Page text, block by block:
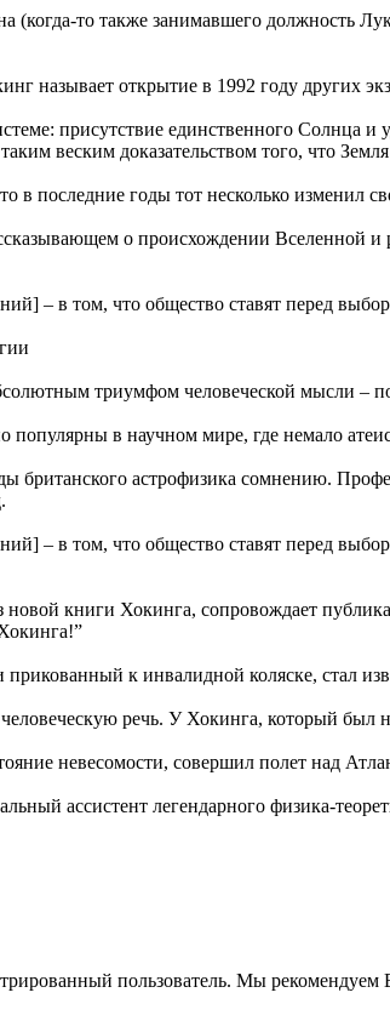
(когда-то также занимавшего должность
называет открытие в 1992 году других
присутствие единственного Солнца
веским доказательством того, что
в последние годы тот несколько изменил
о происхождении
– в том, что общество ставят перед
триумфом человеческой мысли –
популярны в научном мире, где немало
британского астрофизика сомнению.
– в том, что общество ставят перед
новой книги Хокинга, сопровождает
к инвалидной коляске, стал
речь. У Хокинга, который был
невесомости, совершил полет над
ассистент легендарного физика-
пользователь. Мы рекомендуем